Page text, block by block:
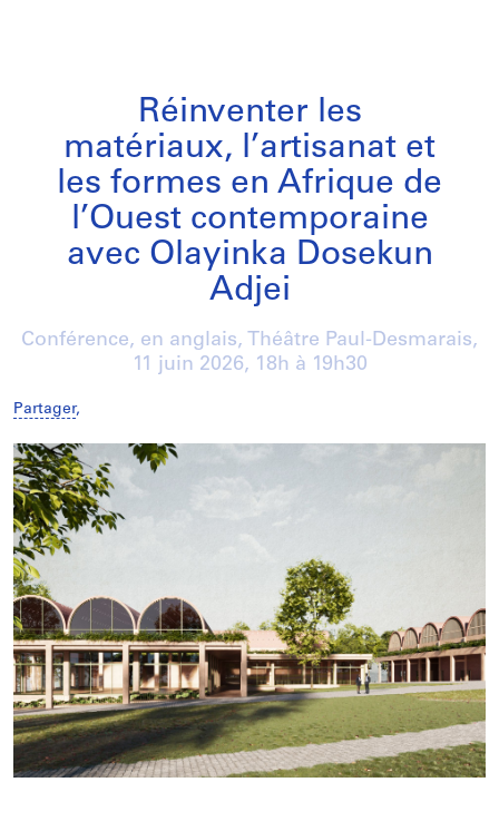
Réinventer les
matériaux, l’artisanat et
les formes en Afrique de
l’Ouest contemporaine
avec Olayinka Dosekun
Adjei
Conférence, en anglais, Théâtre Paul-Desmarais,
11 juin 2026, 18h à 19h30
Partager,